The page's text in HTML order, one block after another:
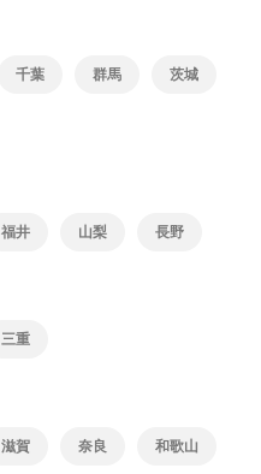
千葉 群馬 茨城
福井 山梨 長野
三重
滋賀 奈良 和歌山